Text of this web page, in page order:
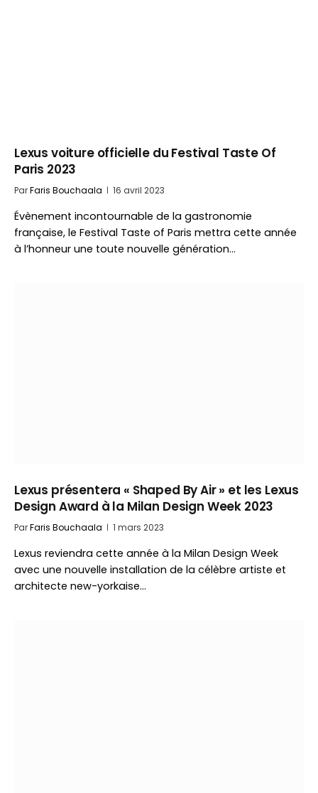
Lexus voiture officielle du Festival Taste Of
Paris 2023
ParFaris Bouchaala 16 avril 2023
Évènement incontournable de la gastronomie
française, le Festival Taste of Paris mettra cette année
à l’honneur une toute nouvelle génération…
Lexus présentera « Shaped By Air » et les Lexus
Design Award à la Milan Design Week 2023
ParFaris Bouchaala 1 mars 2023
Lexus reviendra cette année à la Milan Design Week
avec une nouvelle installation de la célèbre artiste et
architecte new-yorkaise…